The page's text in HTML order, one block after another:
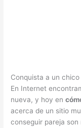
Conquista a un chico
En Internet
nueva, y hoy en
acerca de un sitio
conseguir pareja